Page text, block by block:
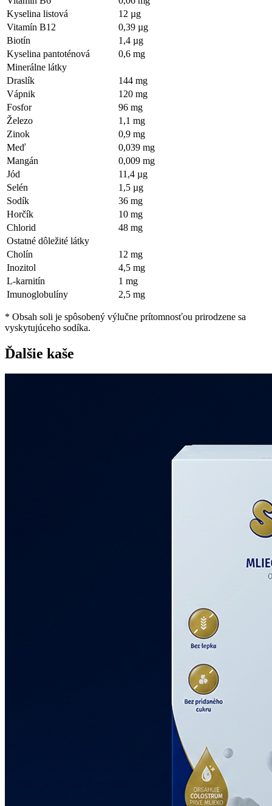
Kyselina listová
12 µg
Vitamín B12
0,39 µg
Biotín
1,4 µg
Kyselina pantoténová
0,6 mg
Minerálne látky
Draslík
144 mg
Vápnik
120 mg
Fosfor
96 mg
Železo
1,1 mg
Zinok
0,9 mg
Meď
0,039 mg
Mangán
0,009 mg
Jód
11,4 µg
Selén
1,5 µg
Sodík
36 mg
Horčík
10 mg
Chlorid
48 mg
Ostatné dôležité látky
Cholín
12 mg
Inozitol
4,5 mg
L-karnitín
1 mg
Imunoglobulíny
2,5 mg
* Obsah soli je spôsobený výlučne prítomnosťou prirodzene sa
vyskytujúceho sodíka.
Ďalšie kaše